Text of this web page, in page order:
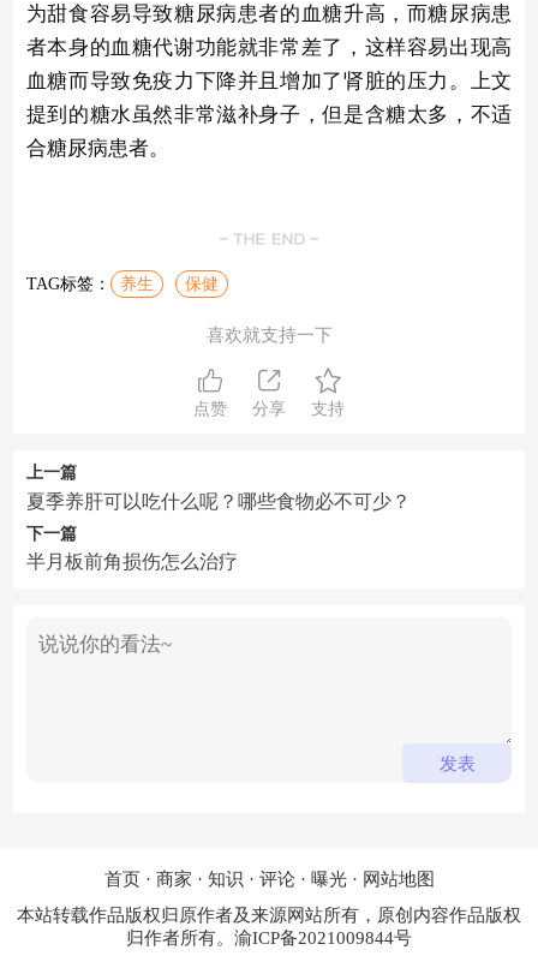
为甜食容易导致糖尿病患者的血糖升高，而糖尿病患
者本身的血糖代谢功能就非常差了，这样容易出现高
血糖而导致免疫力下降并且增加了肾脏的压力。上文
提到的糖水虽然非常滋补身子，但是含糖太多，不适
合糖尿病患者。
TAG标签： 养生 保健
喜欢就支持一下
点赞 分享 支持
上一篇
夏季养肝可以吃什么呢？哪些食物必不可少？
下一篇
半月板前角损伤怎么治疗
首页· 商家 · 知识 · 评论· 曝光· 网站地图
本站转载作品版权归原作者及来源网站所有，原创内容作品版权
归作者所有。 渝ICP备2021009844号